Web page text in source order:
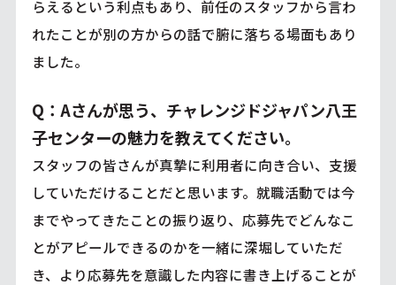
らえるという利点もあり、前任のスタッフから言わ
れたことが別の方からの話で腑に落ちる場面もあり
ました。
Q：Aさんが思う、チャレンジドジャパン八王
子センターの魅力を教えてください。
スタッフの皆さんが真摯に利用者に向き合い、支援
していただけることだと思います。就職活動では今
までやってきたことの振り返り、応募先でどんなこ
とがアピールできるのかを一緒に深堀していただ
き、より応募先を意識した内容に書き上げることが